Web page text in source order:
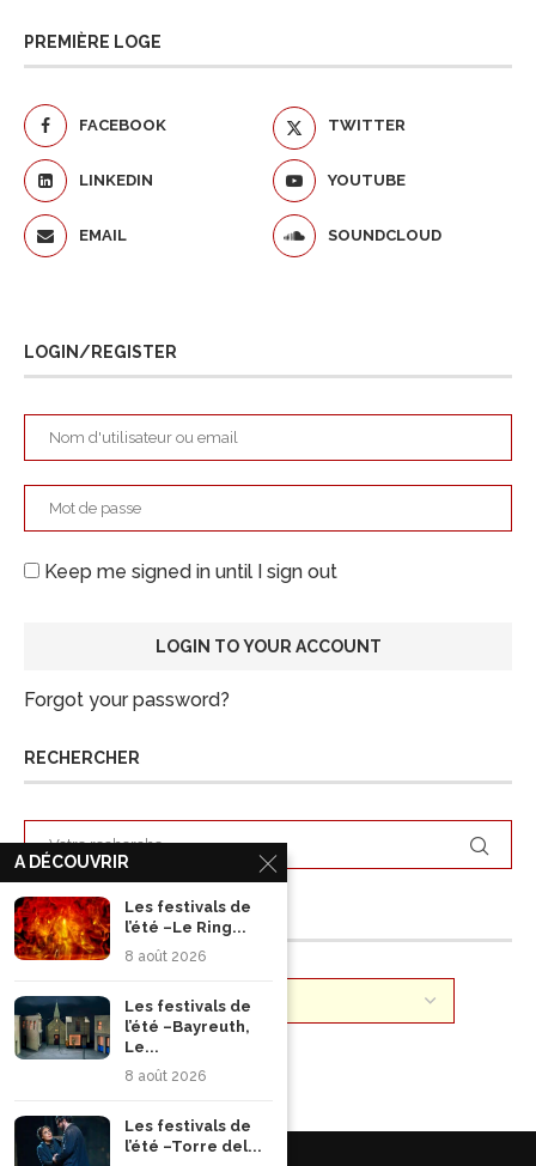
PREMIÈRE LOGE
FACEBOOK TWITTER
LINKEDIN YOUTUBE
EMAIL SOUNDCLOUD
LOGIN/REGISTER
Keep me signed in until I sign out
Forgot your password?
RECHERCHER
ARCHIVES
A DÉCOUVRIR
Les festivals de
l’été –Le Ring...
8 août 2026
Les festivals de
l’été –Bayreuth,
Le...
8 août 2026
Les festivals de
l’été –Torre del...